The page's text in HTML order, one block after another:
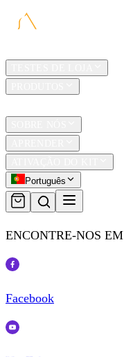
Português
ENCONTRE-NOS EM
Facebook